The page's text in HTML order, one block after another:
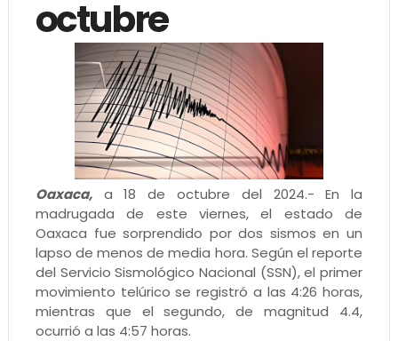
octubre
Oaxaca,a 18 de octubre del 2024.- En la
madrugada de este viernes, el estado de
Oaxaca fue sorprendido por dos sismos en un
lapso de menos de media hora. Según el reporte
del Servicio Sismológico Nacional (SSN), el primer
movimiento telúrico se registró a las 4:26 horas,
mientras que el segundo, de magnitud 4.4,
ocurrió a las 4:57 horas.